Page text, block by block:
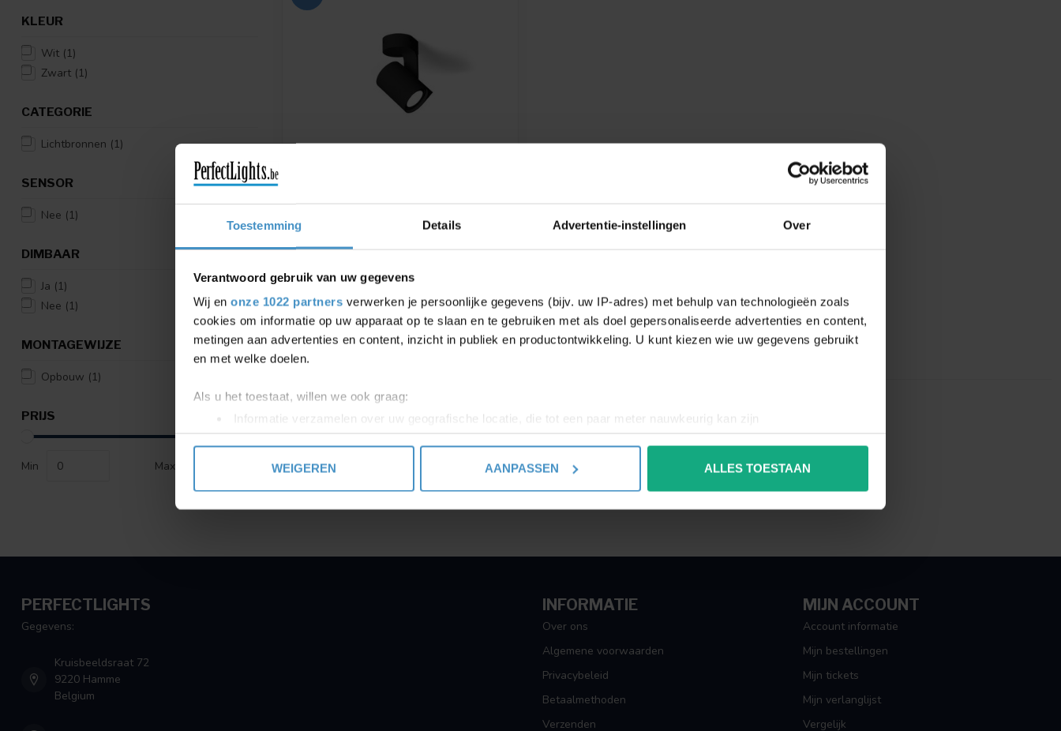
Toestemming Details Advertentie-instellingen Over
Verantwoord gebruik van uw gegevens
Wij en onze 1022 partners verwerken je persoonlijke gegevens (bijv. uw IP-adres) met behulp van technologieën zoals
cookies om informatie op uw apparaat op te slaan en te gebruiken met als doel gepersonaliseerde advertenties en content,
metingen aan advertenties en content, inzicht in publiek en productontwikkeling. U kunt kiezen wie uw gegevens gebruikt
en met welke doelen.
Als u het toestaat, willen we ook graag:
Informatie verzamelen over uw geografische locatie, die tot een paar meter nauwkeurig kan zijn
Uw apparaat identificeren door het actief te scannen op specifieke eigenschappen (fingerprinting)
toestemming op elk moment wijzigen of intrekken in de Cookieverklaring.
media, adverteren en analyse. Deze partners kunnen deze gegevens combineren met andere informatie die u aan ze heeft
WEIGEREN AANPASSEN ALLES TOESTAAN
KLEUR
Wit (1)
Zwart (1)
CATEGORIE
Lichtbronnen (1)
SENSOR
Nee (1)
DIMBAAR
Ja (1)
Nee (1)
MONTAGEWIJZE
Opbouw (1)
PRIJS
Min Max
SQUBE ON BASE 1.0 LED
€198,80 €168,98
Vergelijk
PERFECTLIGHTS
Gegevens:
Kruisbeeldsraat 72
9220 Hamme
Belgium
INFORMATIE
Over ons
Algemene voorwaarden
Privacybeleid
Betaalmethoden
Verzenden
MIJN ACCOUNT
Account informatie
Mijn bestellingen
Mijn tickets
Mijn verlanglijst
Vergelijk